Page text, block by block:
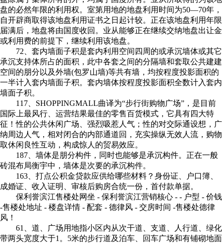
盘的必然年限的利用权。室第用地的地盘利用时间为50—70年，
自开辟商取得该地盘利用证书之日起计较。正在该地盘利用年限
届满后，地盘将由国度收回。业从能够正在继续交纳地盘出让金
或利用费的前提下，继续利用该地盘。
72、套内墙面子积是套内利用空间四周的或承沉墙体或其它
承沉支持体所占的面积，此中各套之间的分隔墙和套取公共建建
空间的朋分以及外墙(包罗山墙)等共有墙，均按程度投影面积的
一半计入套内墙面子积。套内墙体按程度投影面积全数计入套内
墙面子积。
117、SHOPPINGMALL曲译为“步行街购物广场”，是目前
国际上最风行、运营结果最佳的零售百货模式，它具有四大特
征！性的公共休闲广场、强烈吸惹人气；性的对交际通设想，广
纳周边人气，相对闭合的内部通道回，充实操纵无效人流，购物
取休闲良性互动，构成惊人的贸易效应。
187、墙体是朋分构件，同时也能够是承沉构件。正在一般
砖混布局衡宇中，墙体是次要的承沉构件。
163、打点公积金贷款应供给哪些材料？身份证、户口簿、
成婚证、收入证明、审核后购房合统一份，首付款单据。
保利誉滨江售楼处网坐 - 保利誉滨江营销核心 - - 户型 - 价钱
-售楼处地址 - 楼盘详情 - 配套 - 德律风 - 交房时间 -售楼处德律
风！
61、道、广场用地指小区内从次干道、支道、人行道、绿化
带两头宽度大于1。5米的步行道及泊车、回车广场和有铺砌地面